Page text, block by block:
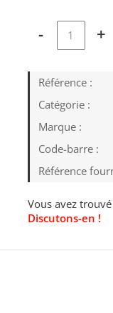
- +
Référence :
Catégorie :
Marque :
Code-barre :
Référence
Vous avez
Discutons-en !